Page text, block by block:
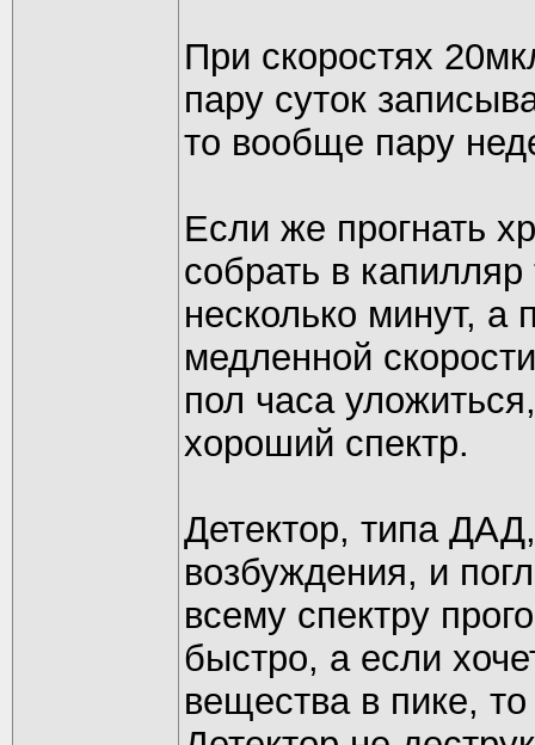
При скоростях
пару суток
то вообще пару
Если же прогнать
собрать в капилляр
несколько минут, а
медленной
пол часа
хороший спектр.
Детектор, типа
возбуждения, и
всему спектру
быстро, а если
вещества в пике,